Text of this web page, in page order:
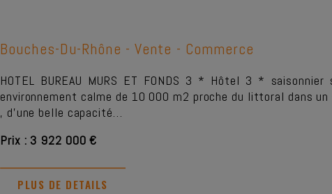
Bouches-Du-Rhône - Vente - Commerce
HOTEL BUREAU MURS ET FONDS 3 * Hôtel 3 *
environnement calme de 10 000 m2 proche du littoral dans
, d'une belle capacité…
Prix : 3 922 000 €
PLUS DE DETAILS